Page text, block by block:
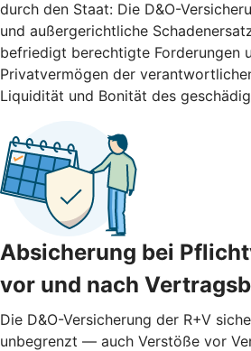
durch den Staat: Die D&O-
und außergerichtliche
befriedigt berechtigte Forderungen
Privatvermögen der
Liquidität und Bonität des
Absicherung bei
vor und nach
Die D&O-Versicherung der R+V
unbegrenzt — auch Verstöße vor